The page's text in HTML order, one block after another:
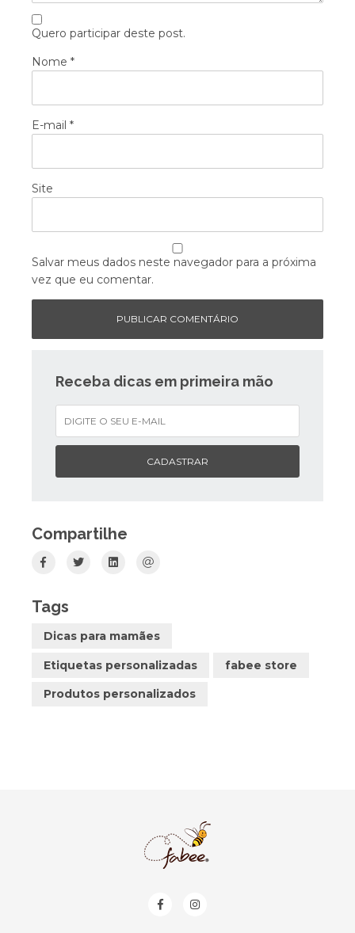
Quero participar deste post.
Nome *
E-mail *
Site
Salvar meus dados neste navegador para a próxima
vez que eu comentar.
Receba dicas em primeira mão
CADASTRAR
Compartilhe
Tags
Dicas para mamães
Etiquetas personalizadas fabee store
Produtos personalizados